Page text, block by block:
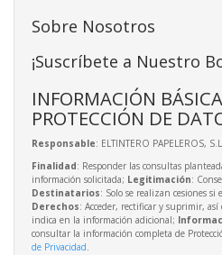
Sobre Nosotros
¡Suscríbete a Nuestro
INFORMACIÓN
PROTECCIÓN DE
Responsable: ELTINTERO PAPELEROS,
Finalidad: Responder las consultas
información solicitada; Legitimación:
Destinatarios: Solo se realizan cesiones
Derechos: Acceder, rectificar y suprimir, así
indica en la información adicional;
consultar la información completa de
de Privacidad.